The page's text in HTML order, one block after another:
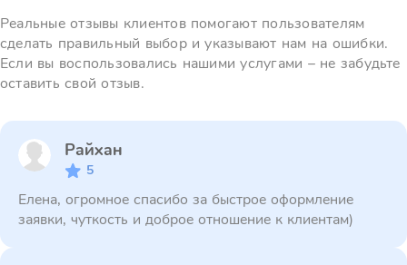
Реальные отзывы клиентов помогают пользователям
сделать правильный выбор и указывают нам на ошибки.
Если вы воспользовались нашими услугами – не забудьте
оставить свой отзыв.
Райхан
5
Елена, огромное спасибо за быстрое оформление
заявки, чуткость и доброе отношение к клиентам)